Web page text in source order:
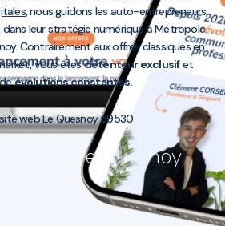
, nous guidons les auto-entrepreneurs,
leur stratégie numérique à Métropole
Contrairement aux offres classiques en
vous êtesdétenteur exclusifet
évolutions constantes
web Le Quesnoy 59530
web Le Quesnoy